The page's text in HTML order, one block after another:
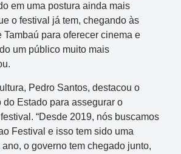
em uma postura ainda mais
o festival já tem, chegando às
Tambaú para oferecer cinema e
um público muito mais
Pedro Santos, destacou o
do Estado para assegurar o
“Desde 2019, nós buscamos
Festival e isso tem sido uma
o governo tem chegado junto,